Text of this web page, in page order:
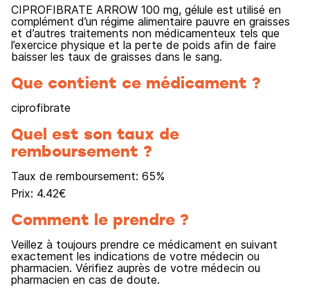
CIPROFIBRATE ARROW 100 mg, gélule est utilisé en
complément d’un régime alimentaire pauvre en graisses
et d’autres traitements non médicamenteux tels que
l’exercice physique et la perte de poids afin de faire
baisser les taux de graisses dans le sang.
Que contient ce médicament ?
ciprofibrate
Quel est son taux de
remboursement ?
Taux de remboursement: 65%
Prix: 4.42€
Comment le prendre ?
Veillez à toujours prendre ce médicament en suivant
exactement les indications de votre médecin ou
pharmacien. Vérifiez auprès de votre médecin ou
pharmacien en cas de doute.